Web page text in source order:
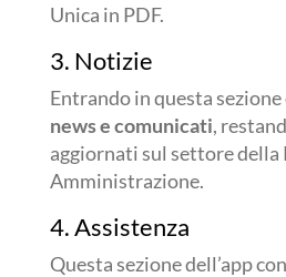
Unica in PDF.
3. Notizie
Entrando in questa
news e comunicati,
aggiornati sul settore della
Amministrazione.
4. Assistenza
Questa sezione dell’app